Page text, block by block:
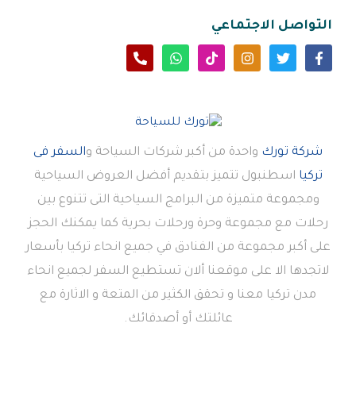
التواصل الاجتماعي
شركة تورك واحدة من أكبر شركات السياحة والسفر فى
تركيا اسطنبول تتميز بتقديم أفضل العروض السياحية
ومجموعة متميزة من البرامج السياحية التى تتنوع بين
رحلات مع مجموعة وحرة ورحلات بحرية كما يمكنك الحجز
على أكبر مجموعة من الفنادق في جميع انحاء تركيا بأسعار
لاتجدها الا على موقعنا ألان تستطيع السفر لجميع انحاء
مدن تركيا معنا و تحقق الكثير من المتعة و الاثارة مع
عائلتك أو أصدقائك.